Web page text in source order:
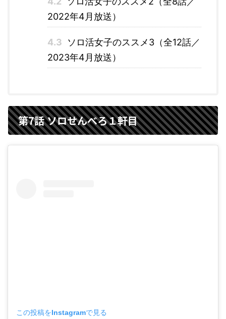
2022年4月放送）
4.3
ソロ活女子のススメ3（全12話／
2023年4月放送）
第7話 ソロせんべろ１軒目
この投稿をInstagramで見る